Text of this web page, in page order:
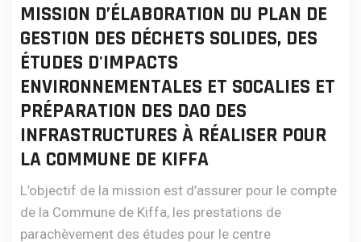
MISSION D’ÉLABORATION DU PLAN DE
GESTION DES DÉCHETS SOLIDES, DES
ÉTUDES D'IMPACTS
ENVIRONNEMENTALES ET SOCALIES ET
PRÉPARATION DES DAO DES
INFRASTRUCTURES À RÉALISER POUR
LA COMMUNE DE KIFFA
L’objectif de la mission est d’assurer pour le compte
de la Commune de Kiffa, les prestations de
parachèvement des études pour le centre